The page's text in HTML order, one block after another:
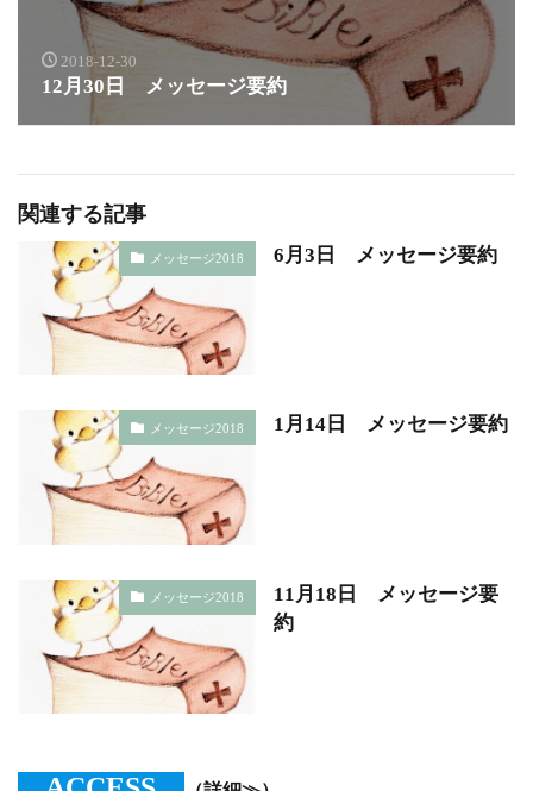
2018-12-30
12月30日 メッセージ要約
関連する記事
メッセージ2018 6月3日 メッセージ要約
メッセージ2018 1月14日 メッセージ要約
メッセージ2018
11月18日 メッセージ要
約